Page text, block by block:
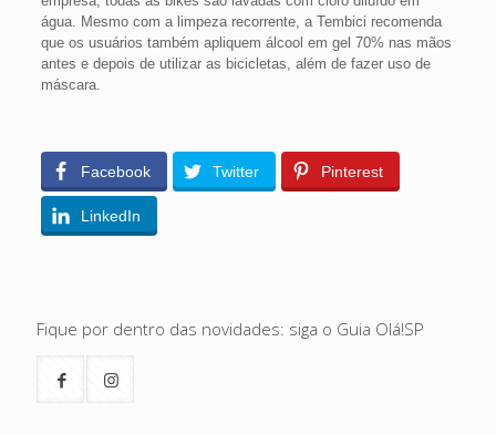
água. Mesmo com a limpeza recorrente, a Tembici recomenda
que os usuários também apliquem álcool em gel 70% nas mãos
antes e depois de utilizar as bicicletas, além de fazer uso de
máscara.
Facebook Twitter Pinterest
LinkedIn
Fique por dentro das novidades: siga o Guia Olá!SP